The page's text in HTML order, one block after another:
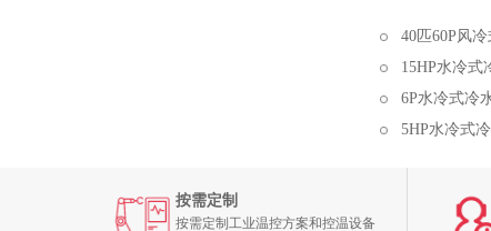
40匹60P风
15HP水冷式
6P水冷式冷
5HP水冷式
按需定制
按需定制工业温控方案和控温设备